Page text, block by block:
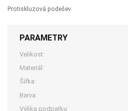
Protiskluzová podešev.
PARAMETRY
Velikost:
Materiál:
Šířka:
Barva:
Výška podpatku: